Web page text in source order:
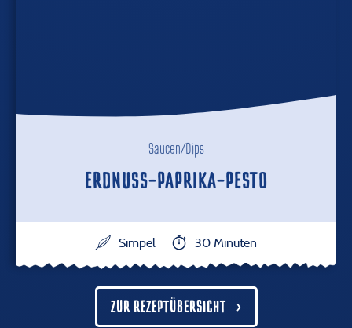
Saucen/Dips
ERDNUSS-PAPRIKA-PESTO
Simpel 30 Minuten
ZUR REZEPTÜBERSICHT